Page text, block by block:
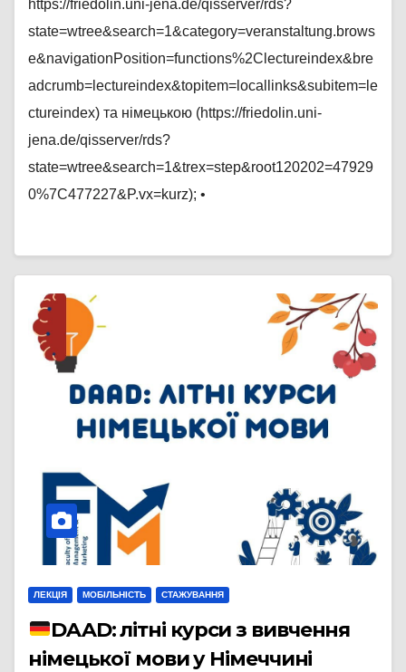
https://friedolin.uni-jena.de/qisserver/rds?
state=wtree&search=1&category=veranstaltung.brows
e&navigationPosition=functions%2Clectureindex&bre
adcrumb=lectureindex&topitem=locallinks&subitem=le
ctureindex) та німецькою (https://friedolin.uni-
jena.de/qisserver/rds?
state=wtree&search=1&trex=step&root120202=47929
0%7C477227&P.vx=kurz); •
ЛЕКЦІЯ МОБІЛЬНІСТЬ СТАЖУВАННЯ
DAAD: літні курси з вивчення
німецької мови у Німеччині